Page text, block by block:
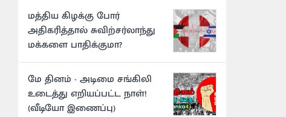
மத்திய கிழக்கு போர்
அதிகரித்தால் சுவிற்சர்லாந்து
மக்களை பாதிக்குமா?
மே தினம் - அடிமை சங்கிலி
உடைத்து எறியப்பட்ட நாள்!
(வீடியோ இணைப்பு)